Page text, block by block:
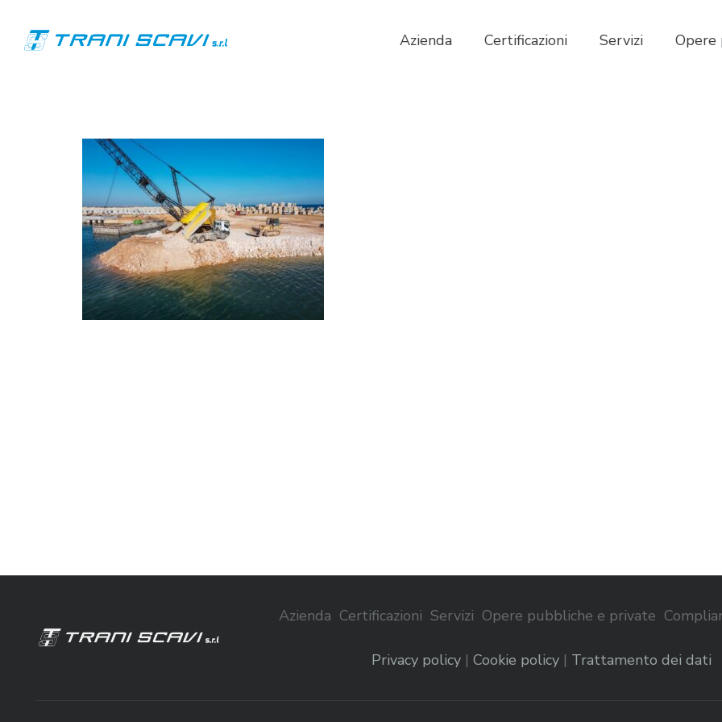
Azienda Certificazioni Servizi Opere
Azienda Certificazioni Servizi Opere pubbliche e private
Privacy policy| Cookie policy| Trattamento dei dati